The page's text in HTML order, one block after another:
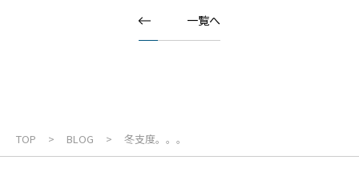
一覧へ
TOP BLOG 冬支度。。。